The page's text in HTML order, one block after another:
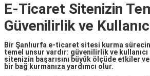
E-Ticaret Sitenizin
Güvenilirlik ve
Bir Şanlıurfa e-ticaret sitesi kurma
temel unsur vardır: güvenilirlikve
sitenizin başarısını büyük ölçüde etkiler
bir bağ kurmanıza yardımcı olur.